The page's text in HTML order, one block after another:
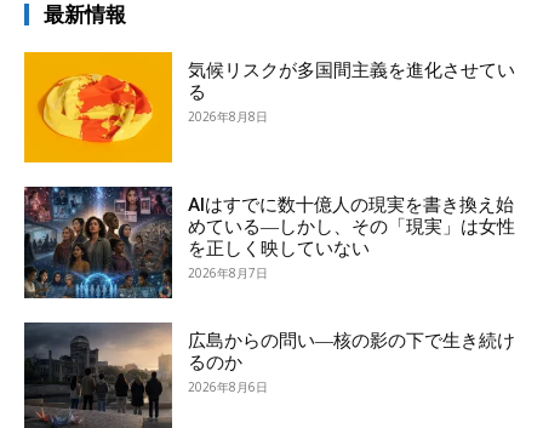
最新情報
気候リスクが多国間主義を進化させてい
る
2026年8月8日
AIはすでに数十億人の現実を書き換え始
めている―しかし、その「現実」は女性
を正しく映していない
2026年8月7日
広島からの問い―核の影の下で生き続け
るのか
2026年8月6日